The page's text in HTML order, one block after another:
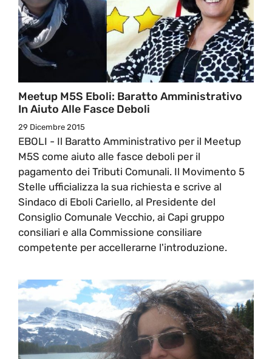
Meetup M5S Eboli: Baratto Amministrativo
In Aiuto Alle Fasce Deboli
29 Dicembre 2015
EBOLI - Il Baratto Amministrativo per il Meetup
M5S come aiuto alle fasce deboli per il
pagamento dei Tributi Comunali. Il Movimento 5
Stelle ufficializza la sua richiesta e scrive al
Sindaco di Eboli Cariello, al Presidente del
Consiglio Comunale Vecchio, ai Capi gruppo
consiliari e alla Commissione consiliare
competente per accellerarne l'introduzione.